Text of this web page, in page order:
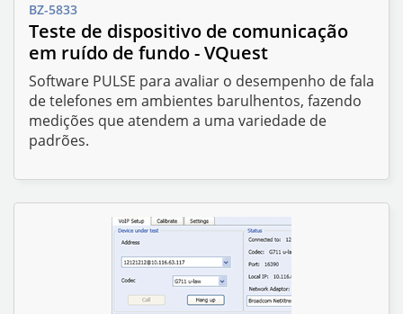
BZ-5833
Teste de dispositivo de comunicação
em ruído de fundo - VQuest
Software PULSE para avaliar o desempenho de fala
de telefones em ambientes barulhentos, fazendo
medições que atendem a uma variedade de
padrões.